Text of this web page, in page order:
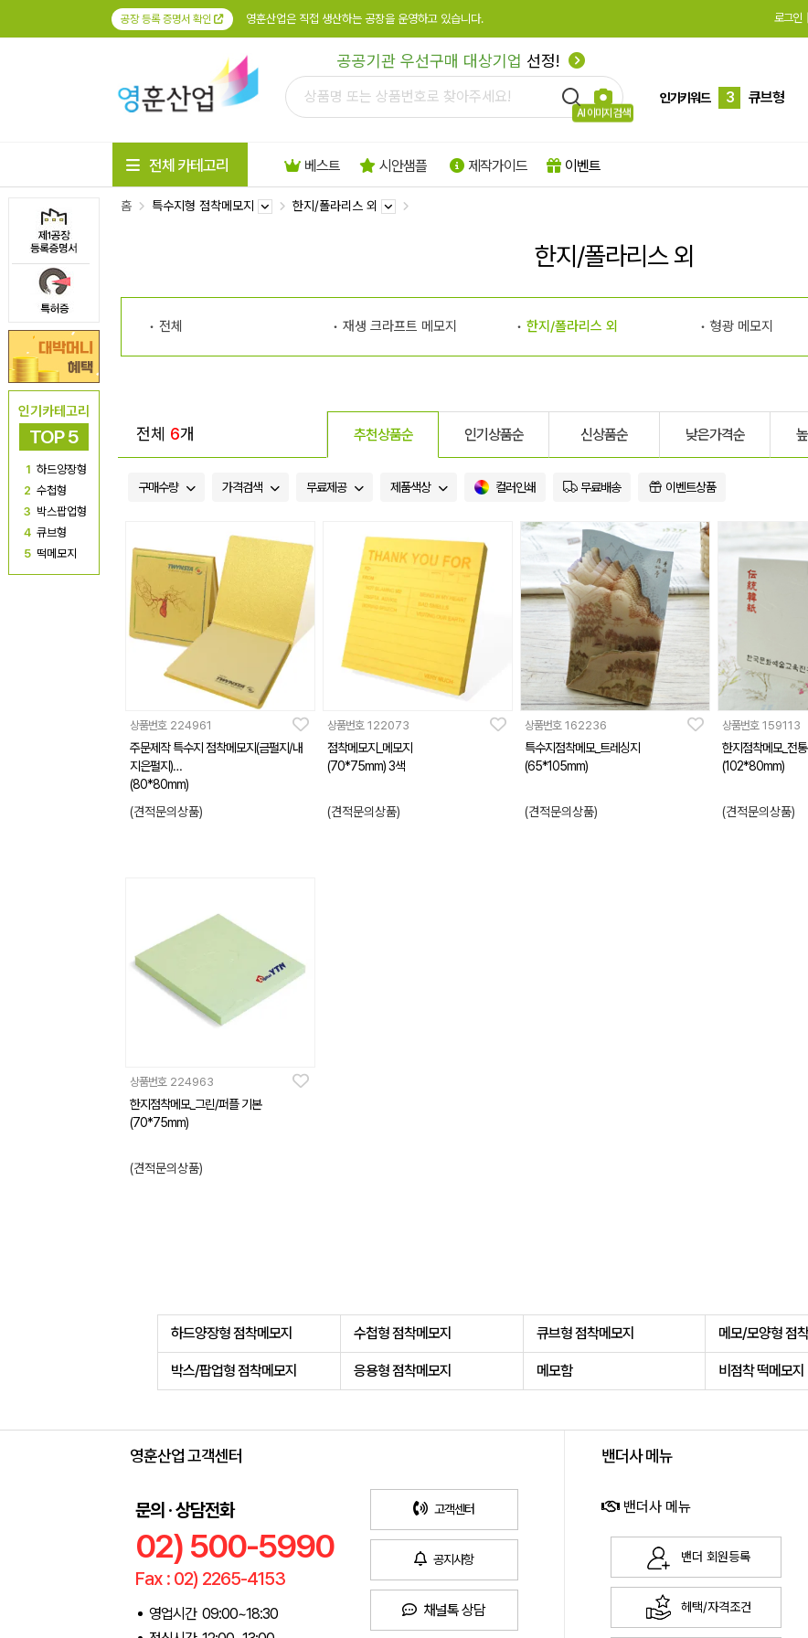
공장 등록 증명서 확인 영훈산업은 직접 생산하는 공장을 운영하고 있습니다. 로그인
공공기관 우선구매 대상기업 선정!
AI 이미지 검색
인기키워드
하드양장
3
큐브형
인기카테고리
TOP 5
1 하드양장형
2 수첩형
3 박스팝업형
4 큐브형
5 떡메모지
전체 카테고리 베스트 시안샘플 제작가이드 이벤트
홈 특수지형 점착메모지 한지/폴라리스 외
한지/폴라리스 외
전체 재생 크라프트 메모지 한지/폴라리스 외 형광 메모지
전체 6개 추천상품순 인기상품순 신상품순 낮은가격순
구매수량 가격검색 무료제공 제품색상 컬러인쇄 무료배송 이벤트상품
상품번호 224961
주문제작 특수지 점착메모지(금펄지/내
지은펄지)
(80*80mm)
(견적문의상품)
상품번호 122073
점착메모지_메모지
(70*75mm) 3색
(견적문의상품)
상품번호 162236
특수지점착메모_트레싱지
(65*105mm)
(견적문의상품)
상품번호 159113
한지점착메모_전통
(102*80mm)
(견적문의상품)
상품번호 224963
한지점착메모_그린/퍼플 기본
(70*75mm)
(견적문의상품)
하드양장형 점착메모지 수첩형 점착메모지 큐브형 점착메모지 메모/모양형 점
박스/팝업형 점착메모지 응용형 점착메모지 메모함 비점착 떡메모지
영훈산업 고객센터 밴더사 메뉴
문의 · 상담전화
02) 500-5990
Fax : 02) 2265-4153
영업시간 09:00~18:30
고객센터
공지사항
채널톡 상담
밴더사 메뉴
밴더 회원등록
헤택/자격조건